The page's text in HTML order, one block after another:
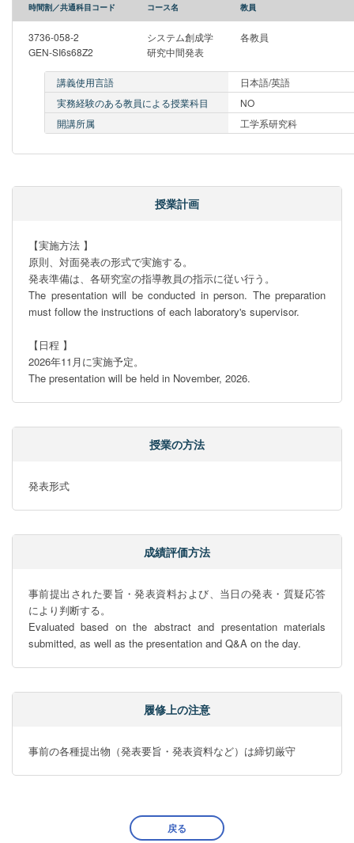
時間割／共通科目コード コース名 教員
3736-058-2
GEN-SI6s68Z2
システム創成学
研究中間発表
各教員
講義使用言語
日本語/英語
実務経験のある教員による授業科目
NO
開講所属
工学系研究科
授業計画
【実施方法 】
原則、対面発表の形式で実施する。
発表準備は、各研究室の指導教員の指示に従い行う。
The presentation will be conducted in person. The preparation
must follow the instructions of each laboratory's supervisor.
【日程 】
2026年11月に実施予定。
The presentation will be held in November, 2026.
授業の方法
発表形式
成績評価方法
事前提出された要旨・発表資料および、当日の発表・質疑応答
により判断する。
Evaluated based on the abstract and presentation materials
submitted, as well as the presentation and Q&A on the day.
履修上の注意
事前の各種提出物（発表要旨・発表資料など）は締切厳守
戻る